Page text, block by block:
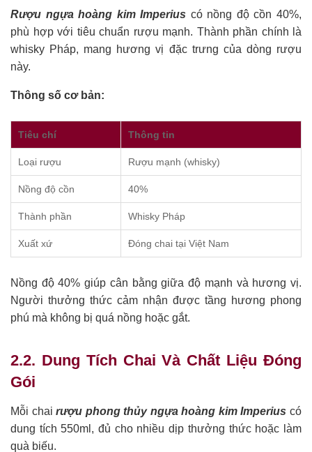
Rượu ngựa hoàng kim Imperius có nồng độ cồn 40%,
phù hợp với tiêu chuẩn rượu mạnh. Thành phần chính là
whisky Pháp, mang hương vị đặc trưng của dòng rượu
này.
Thông số cơ bản:
Tiêu chí Thông tin
Loại rượu Rượu mạnh (whisky)
Nồng độ cồn 40%
Thành phần Whisky Pháp
Xuất xứ Đóng chai tại Việt Nam
Nồng độ 40% giúp cân bằng giữa độ mạnh và hương vị.
Người thưởng thức cảm nhận được tầng hương phong
phú mà không bị quá nồng hoặc gắt.
2.2. Dung Tích Chai Và Chất Liệu Đóng
Gói
Mỗi chairượu phong thủy ngựa hoàng kim Imperius có
dung tích 550ml, đủ cho nhiều dịp thưởng thức hoặc làm
quà biếu.